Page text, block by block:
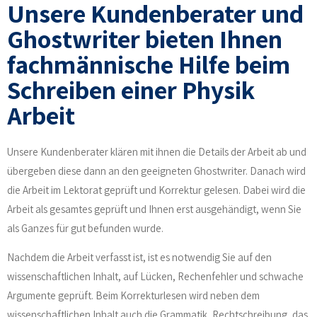
Unsere Kundenberater und
Ghostwriter bieten Ihnen
fachmännische Hilfe beim
Schreiben einer Physik
Arbeit
Unsere Kundenberater klären mit ihnen die Details der Arbeit ab und
übergeben diese dann an den geeigneten Ghostwriter. Danach wird
die Arbeit im Lektorat geprüft und Korrektur gelesen. Dabei wird die
Arbeit als gesamtes geprüft und Ihnen erst ausgehändigt, wenn Sie
als Ganzes für gut befunden wurde.
Nachdem die Arbeit verfasst ist, ist es notwendig Sie auf den
wissenschaftlichen Inhalt, auf Lücken, Rechenfehler und schwache
Argumente geprüft. Beim Korrekturlesen wird neben dem